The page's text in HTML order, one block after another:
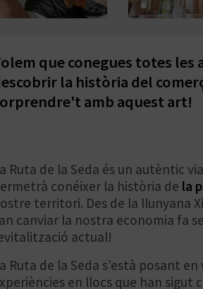
que conegues totes
la història del
amb aquest art!
Ruta de la Seda és un autèntic
conéixer la història de la
territori. Des de la llunyana
canviar la nostra economia fa
actual!
Ruta de la Seda s'està posant
en llocs que han